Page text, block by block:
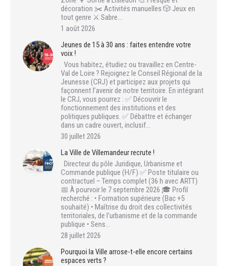
décoration ✂️ Activités manuelles 🎲 Jeux en
tout genre ⚔️ Sabre…
1 août 2026
Jeunes de 15 à 30 ans : faites entendre votre
voix !
Vous habitez, étudiez ou travaillez en Centre-
Val de Loire ? Rejoignez le Conseil Régional de la
Jeunesse (CRJ) et participez aux projets qui
façonnent l’avenir de notre territoire. En intégrant
le CRJ, vous pourrez : ✅ Découvrir le
fonctionnement des institutions et des
politiques publiques. ✅ Débattre et échanger
dans un cadre ouvert, inclusif…
30 juillet 2026
La Ville de Villemandeur recrute !
Directeur du pôle Juridique, Urbanisme et
Commande publique (H/F) ✅ Poste titulaire ou
contractuel – Temps complet (36 h avec ARTT)
📅 À pourvoir le 7 septembre 2026 🎓 Profil
recherché : • Formation supérieure (Bac +5
souhaité) • Maîtrise du droit des collectivités
territoriales, de l’urbanisme et de la commande
publique • Sens…
28 juillet 2026
Pourquoi la Ville arrose-t-elle encore certains
espaces verts ?